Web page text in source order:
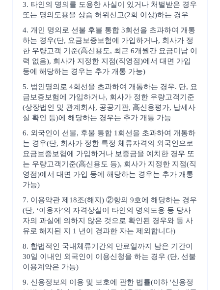
3. 타인의 명의를 도용한 사실이 있거나 처벌받은 경우
또는 명의도용을 상습 허위신고(2회 이상)하는 경우
4. 개인 명의로 선불 후불 통합 3회선을 초과하여 개통
하는 경우(단, 요금보증보험에 가입하거나, 회사가 정
한 우량고객 기준(高신용도, 최근 6개월간 요금미납 이
력 없음), 회사가 지정한 지점(직영점)에서 대면 가입
등에 해당하는 경우는 추가 개통 가능)
5. 법인명의로 4회선을 초과하여 개통하는 경우. 단, 요
금보증보험에 가입하거나, 회사가 정한 우량고객기준
(상장법인 및 관계회사, 공공기관, 高신용평가, 납세사
실 확인 등)에 해당하는 경우는 추가 개통 가능
6. 외국인이 선불, 후불 통합 1회선을 초과하여 개통하
는 경우(단, 회사가 정한 특정 체류자격의 외국인으로
요금보증보험에 가입하거나 보증금을 예치한 경우 또
는 우량고객기준(高신용도 등), 회사가 지정한 지점(직
영점)에서 대면 가입 등에 해당하는 경우는 추가 개통
가능)
7. 이용약관 제18조(해지) ②항의 9호에 해당하는 경우
(단, ‘이용자’의 자격상실이 타인의 명의도용 등 당사
자의 과실에 의하지 않은 것으로 확인된 경우와 동 사
유로 해지된 지 1 년이 경과한 자는 제외합니다)
8. 합법적인 국내체류기간의 만료일까지 남은 기간이
30일 이내인 외국인이 이용신청을 하는 경우 (단, 선불
이용계약은 가능)
9. 신용정보의 이용 및 보호에 관한 법률(이하 '신용정